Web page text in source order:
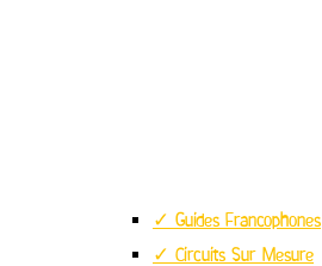
✓ Guides Francophones
✓ Circuits Sur Mesure